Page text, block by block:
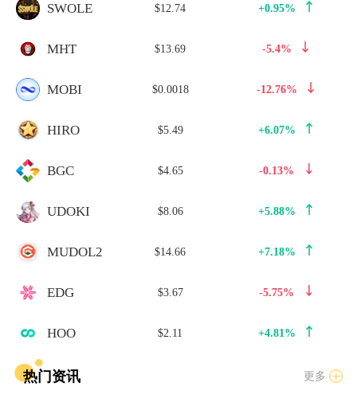
SWOLE $12.74 +0.95%
MHT $13.69 -5.4%
MOBI $0.0018 -12.76%
HIRO $5.49 +6.07%
BGC $4.65 -0.13%
UDOKI $8.06 +5.88%
MUDOL2 $14.66 +7.18%
EDG $3.67 -5.75%
HOO $2.11 +4.81%
热门资讯 更多